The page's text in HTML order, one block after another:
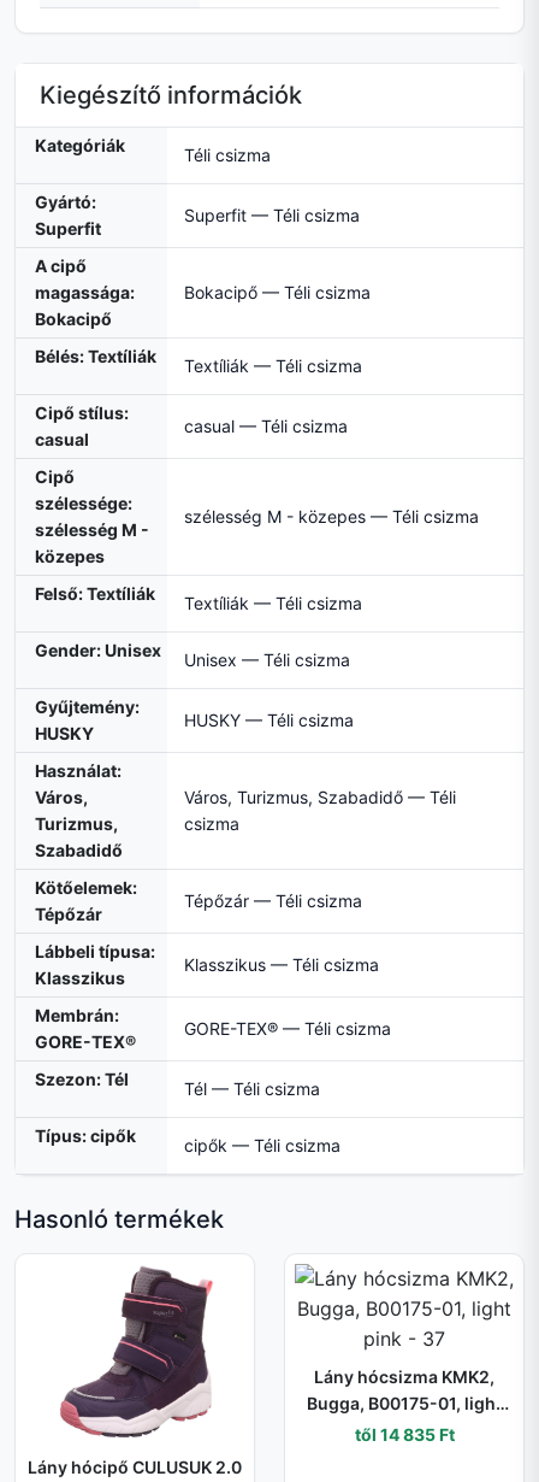
Kiegészítő információk
Kategóriák Téli csizma
Gyártó:
Superfit
Superfit — Téli csizma
A cipő
magassága:
Bokacipő
Bokacipő — Téli csizma
Bélés: Textíliák Textíliák — Téli csizma
Cipő stílus:
casual
casual — Téli csizma
Cipő
szélessége:
szélesség M -
közepes
szélesség M - közepes — Téli csizma
Felső: Textíliák Textíliák — Téli csizma
Gender: Unisex Unisex — Téli csizma
Gyűjtemény:
HUSKY
HUSKY — Téli csizma
Használat:
Város,
Turizmus,
Szabadidő
Város, Turizmus, Szabadidő — Téli
csizma
Kötőelemek:
Tépőzár
Tépőzár — Téli csizma
Lábbeli típusa:
Klasszikus
Klasszikus — Téli csizma
Membrán:
GORE-TEX®
GORE-TEX® — Téli csizma
Szezon: Tél Tél — Téli csizma
Típus: cipők cipők — Téli csizma
Hasonló termékek
Lány hócipő CULUSUK 2.0
Lány hócsizma KMK2,
Bugga, B00175-01, light
pink - 37
től 14 835 Ft